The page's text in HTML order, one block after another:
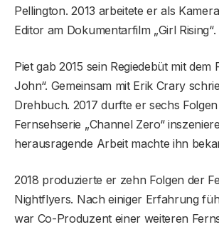
Pellington. 2013 arbeitete er als
Editor am Dokumentarfilm „Girl Rising“.
Piet gab 2015 sein Regiedebüt mit dem
John“. Gemeinsam mit Erik Crary
Drehbuch. 2017 durfte er sechs
Fernsehserie „Channel Zero“
herausragende Arbeit machte ihn
2018 produzierte er zehn Folgen der
Nightflyers. Nach einiger Erfahrung
war Co-Produzent einer weiteren